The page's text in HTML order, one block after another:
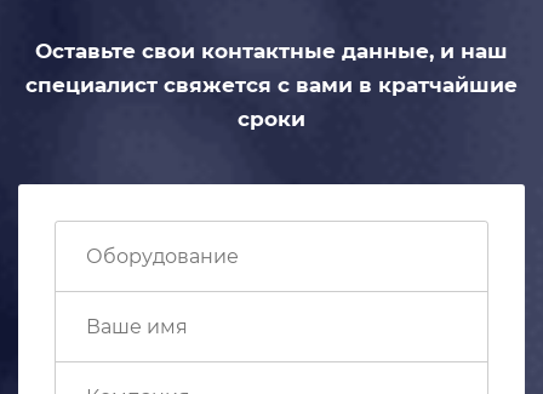
Оставьте свои контактные данные, и наш
специалист свяжется с вами в кратчайшие
сроки